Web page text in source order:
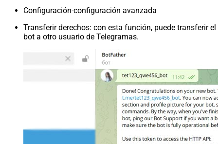
Configuración-configuración avanzada
Transferir derechos: con esta función, puede transferir el
bot a otro usuario de Telegramas.